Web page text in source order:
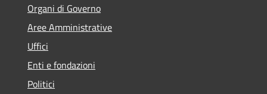
Organi di Governo
Aree Amministrative
Uffici
Enti e fondazioni
Politici